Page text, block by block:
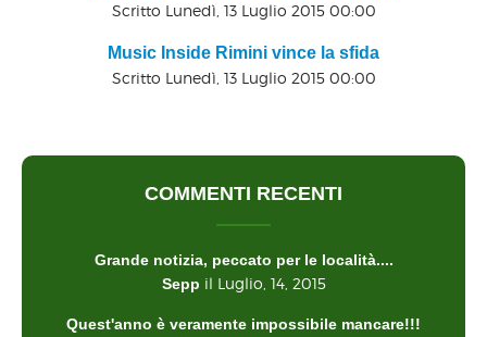
Scritto Lunedì, 13 Luglio 2015 00:00
Music Inside Rimini vince la sfida
Scritto Lunedì, 13 Luglio 2015 00:00
COMMENTI RECENTI
Grande notizia, peccato per le località....
Sepp il Luglio, 14, 2015
Quest'anno è veramente impossibile mancare!!!